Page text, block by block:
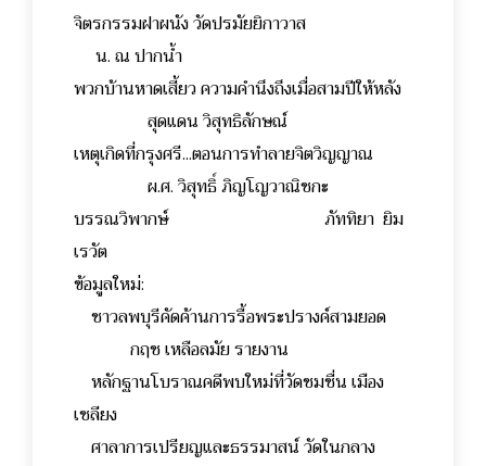
จิตรกรรมฝาผนัง วัดปรมัยยิกาวาส
น. ณ ปากน้ำ
พวกบ้านหาดเสี้ยว ความคำนึงถึงเมื่อสามปีให้หลัง
สุดแดน วิสุทธิลักษณ์
เหตุเกิดที่กรุงศรี...ตอนการทำลายจิตวิญญาณ
ผ.ศ. วิสุทธิ์ ภิญโญวาณิชกะ
บรรณวิพากษ์ ภัททิยา ยิม
เรวัต
ข้อมูลใหม่:
ชาวลพบุรีคัดค้านการรื้อพระปรางค์สามยอด
กฤช เหลือลมัย รายงาน
หลักฐานโบราณคดีพบใหม่ที่วัดชมชื่น เมือง
เชลียง
ศาลาการเปรียญและธรรมาสน์ วัดในกลาง